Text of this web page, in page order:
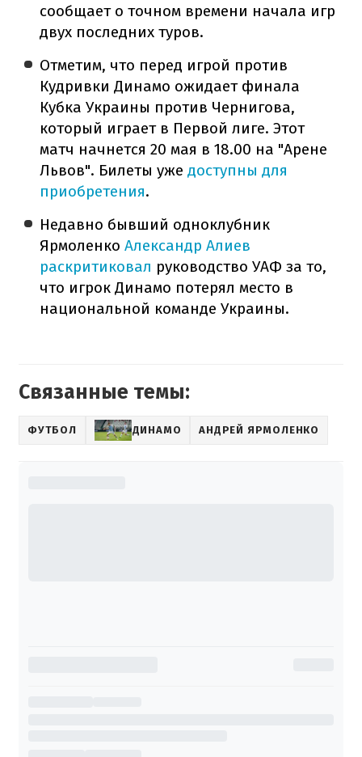
сообщает о точном времени начала игр
двух последних туров.
Отметим, что перед игрой против
Кудривки Динамо ожидает финала
Кубка Украины против Чернигова,
который играет в Первой лиге. Этот
матч начнется 20 мая в 18.00 на "Арене
Львов". Билеты ужедоступны для
приобретения.
Недавно бывший одноклубник
ЯрмоленкоАлександр Алиев
раскритиковал руководство УАФ за то,
что игрок Динамо потерял место в
национальной команде Украины.
Связанные темы:
ФУТБОЛ ДИНАМО АНДРЕЙ ЯРМОЛЕНКО